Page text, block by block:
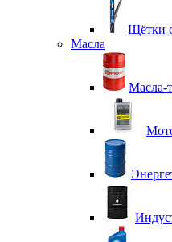
Щётки
Масла
Масла-